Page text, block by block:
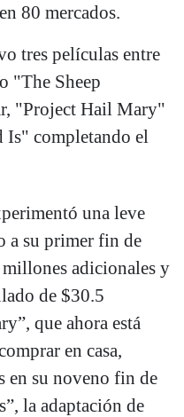
80 mercados.
tres películas entre
"The Sheep
"Project Hail Mary"
Is" completando el
una leve
a su primer fin de
adicionales y
de $30.5
que ahora está
en casa,
en su noveno fin de
la adaptación de